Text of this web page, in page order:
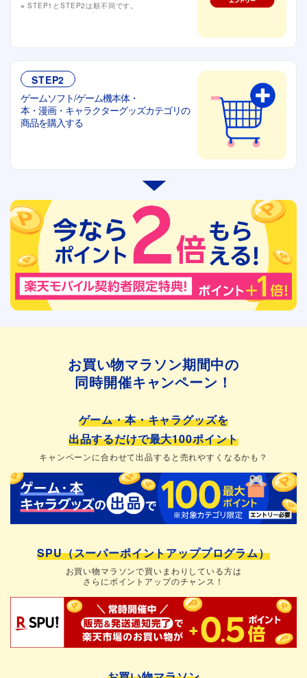
STEP1とSTEP2は順不同です。
STEP2
ゲームソフト/ゲーム機本体・
本・漫画・キャラクターグッズカテゴリの
商品を購入する
お買い物マラソン期間中の
同時開催キャンペーン！
ゲーム・本・キャラグッズを
出品するだけで最大100ポイント
キャンペーンに合わせて出品すると売れやすくなるかも？
SPU（スーパーポイントアッププログラム）
お買い物マラソンで買いまわりしている方は
さらにポイントアップのチャンス！